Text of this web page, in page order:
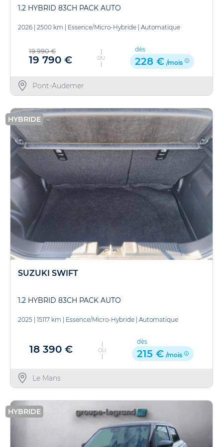
1.2 HYBRID 83CH PACK AUTO
2026 2500 km Essence/Micro-Hybride Automatique
19 990 €
19 790 € OU
dès
228 € /mois
Pont-Audemer
HYBRIDE
SUZUKI SWIFT
1.2 HYBRID 83CH PACK AUTO
2025 15117 km Essence/Micro-Hybride Automatique
18 390 € OU
dès
215 € /mois
Le Mans
HYBRIDE